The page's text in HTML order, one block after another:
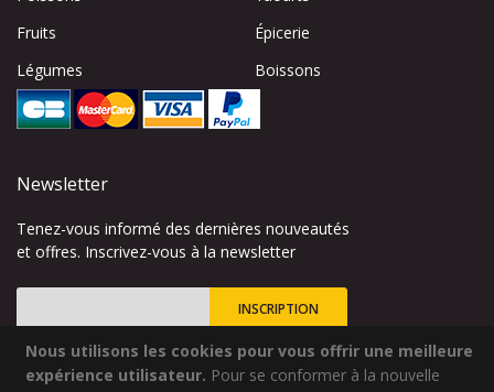
Nous utilisons les cookies pour vous offrir une meilleure
expérience utilisateur. Pour se conformer à la nouvelle
Fruits
Légumes
Épicerie
Boissons
Newsletter
Tenez-vous informé des dernières nouveautés
et offres. Inscrivez-vous à la newsletter
Inscription
INSCRIPTION